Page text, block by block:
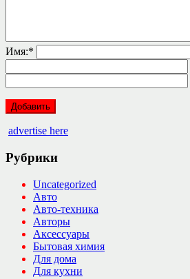
Имя:*
advertise here
Рубрики
Uncategorized
Авто
Авто-техника
Авторы
Аксессуары
Бытовая химия
Для дома
Для кухни